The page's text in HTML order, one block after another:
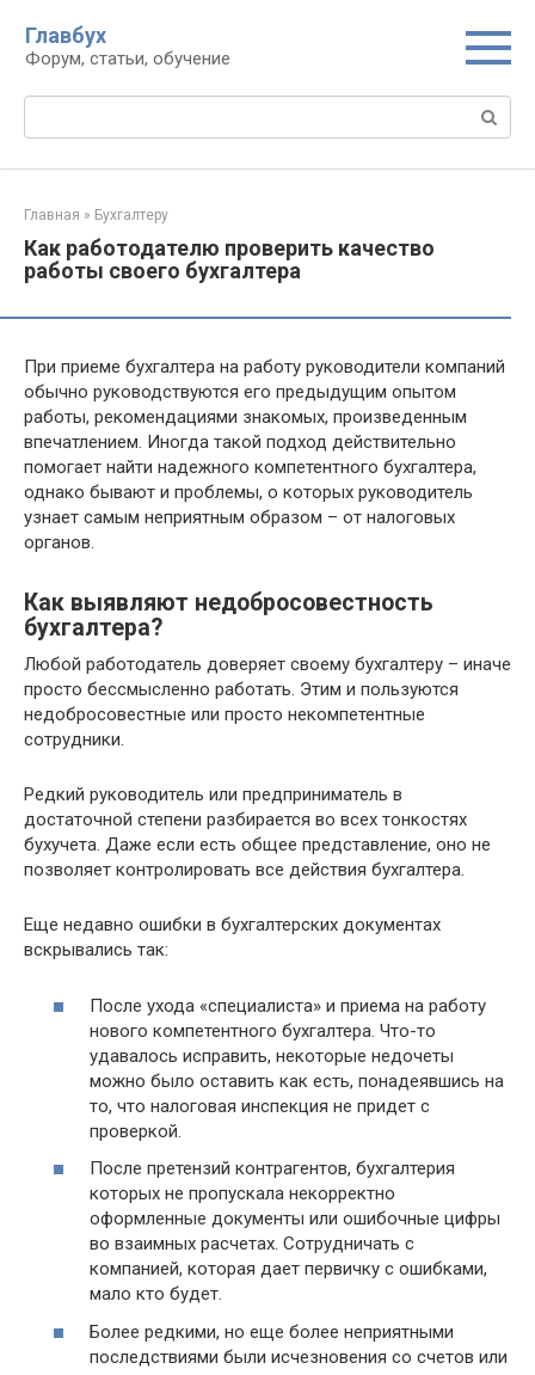
контенту
Главбух
Форум, статьи, обучение
Главная » Бухгалтеру
Как работодателю проверить качество
работы своего бухгалтера
При приеме бухгалтера на работу руководители компаний
обычно руководствуются его предыдущим опытом
работы, рекомендациями знакомых, произведенным
впечатлением. Иногда такой подход действительно
помогает найти надежного компетентного бухгалтера,
однако бывают и проблемы, о которых руководитель
узнает самым неприятным образом – от налоговых
органов.
Как выявляют недобросовестность
бухгалтера?
Любой работодатель доверяет своему бухгалтеру – иначе
просто бессмысленно работать. Этим и пользуются
недобросовестные или просто некомпетентные
сотрудники.
Редкий руководитель или предприниматель в
достаточной степени разбирается во всех тонкостях
бухучета. Даже если есть общее представление, оно не
позволяет контролировать все действия бухгалтера.
Еще недавно ошибки в бухгалтерских документах
вскрывались так:
После ухода «специалиста» и приема на работу
нового компетентного бухгалтера. Что-то
удавалось исправить, некоторые недочеты
можно было оставить как есть, понадеявшись на
то, что налоговая инспекция не придет с
проверкой.
После претензий контрагентов, бухгалтерия
которых не пропускала некорректно
оформленные документы или ошибочные цифры
во взаимных расчетах. Сотрудничать с
компанией, которая дает первичку с ошибками,
мало кто будет.
Более редкими, но еще более неприятными
последствиями были исчезновения со счетов или